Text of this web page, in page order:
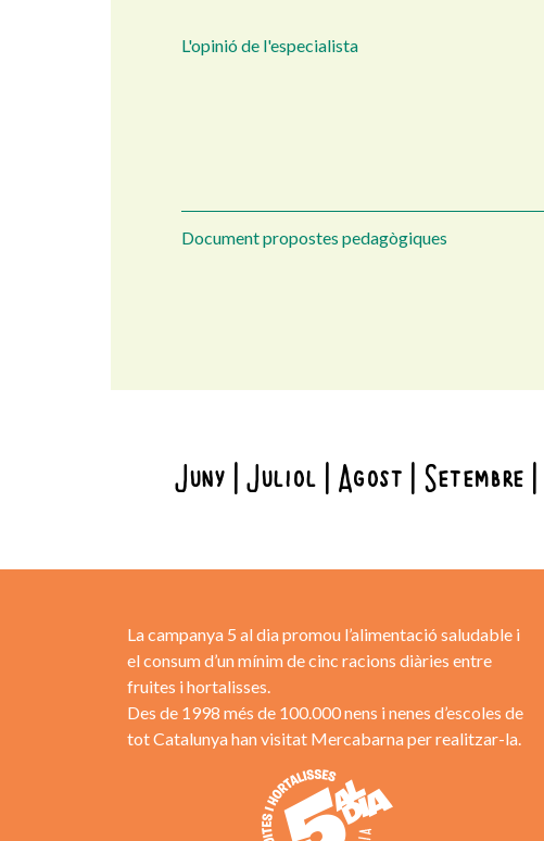
L'opinió de l'especialista
Document propostes pedagògiques
Juny Juliol Agost Setembre
La campanya 5 al dia promou l’alimentació saludable i
el consum d’un mínim de cinc racions diàries entre
fruites i hortalisses.
Des de 1998 més de 100.000 nens i nenes d’escoles de
tot Catalunya han visitat Mercabarna per realitzar-la.